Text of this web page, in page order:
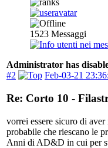
1523 Messaggi
Administrator has
#2
Feb-03-21
Re: Corto 10 -
vorrei essere sicuro di
probabile che riescano le
Anni di AD&D in cui per